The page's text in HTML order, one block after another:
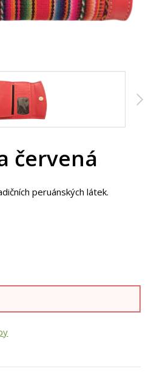
červená
peruánských látek.